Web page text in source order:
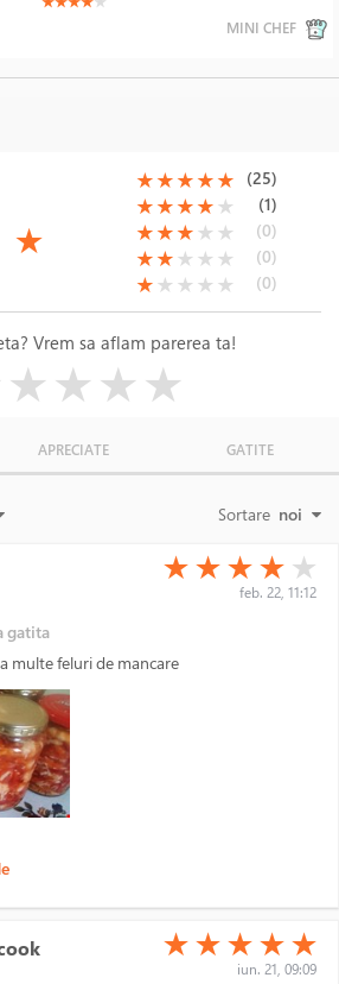
MINI CHEF
★
(*)
★(*)
★(*)
★(*)
★(*)
★ (25)
(*)
★(*)
★(*)
★(*)
★( )
★ (1)
(*)
★(*)
★(*)
★( )
★ ( )
★ (0)
(*)
★(*)
★( )
★ ( )
★ ( )
★ (0)
(*)
★( )
★ ( )
★ ( )
★ ( )
★ (0)
Vrem sa aflam parerea ta!
★★★★
APRECIATE GATITE
Sortare noi
(*)
★ (*)
★ (*)
★ (*)
★ ( )
★
feb. 22, 11:12
gatita
multe feluri de mancare
(*)
★ (*)
★ (*)
★ (*)
★ (*)
★
iun. 21, 09:09